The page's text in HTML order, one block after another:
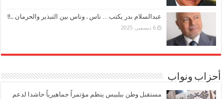
عبدالسلام بدر يكتب… ناس . وناس بين التبذير والحرمان ..!!
6 ديسمبر، 2025
أحزاب ونواب
مستقبل وطن ببلبيس ينظم مؤتمراً جماهيرياً حاشدا لدعم